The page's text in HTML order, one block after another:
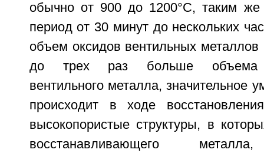
обычно от 900 до 1200°C, таким
период от 30 минут до нескольких
объем оксидов вентильных металлов
до трех раз больше объема
вентильного металла, значительное
происходит в ходе
высокопористые структуры, в
восстанавливающего